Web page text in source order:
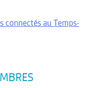
connectés au Temps-